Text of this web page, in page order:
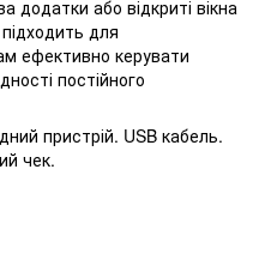
додатки або відкриті вікна
для
ефективно керувати
постійного
пристрій. USB кабель.
чек.